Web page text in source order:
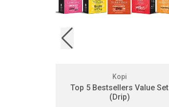
Kopi
Top 5 Bestsellers Value Set
(Drip)